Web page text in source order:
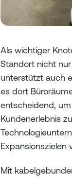
Als wichtiger
Standort nicht
unterstützt auch
es dort
entscheidend,
Kundenerlebnis
Expansionszielen
Mit